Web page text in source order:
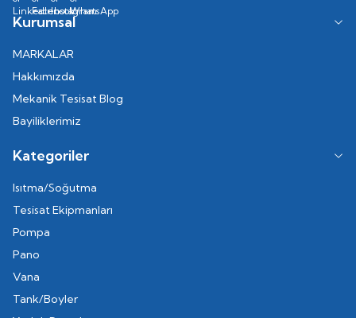
Kurumsal
MARKALAR
Hakkımızda
Mekanik Tesisat Blog
Bayiliklerimiz
Kategoriler
Isıtma/Soğutma
Tesisat Ekipmanları
Pompa
Pano
Vana
Tank/Boyler